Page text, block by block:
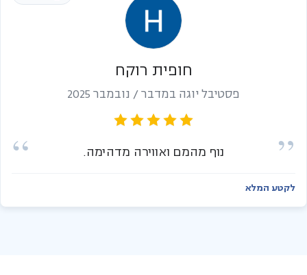
חופית רוקח
פסטיבל יוגה במדבר / נובמבר 2025
נוף מהמם ואווירה מדהימה.
לקטע המלא